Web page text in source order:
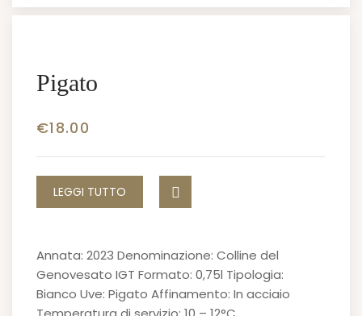
Pigato
€18.00
LEGGI TUTTO
Annata: 2023 Denominazione: Colline del
Genovesato IGT Formato: 0,75l Tipologia:
Bianco Uve: Pigato Affinamento: In acciaio